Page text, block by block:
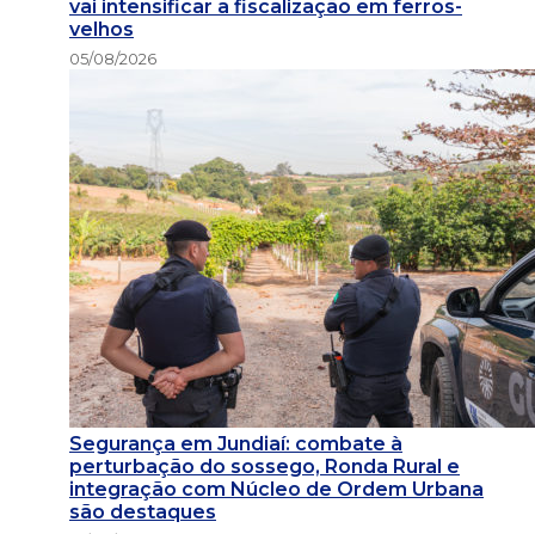
vai intensificar a fiscalização em ferros-
velhos
05/08/2026
Segurança em Jundiaí: combate à
perturbação do sossego, Ronda Rural e
integração com Núcleo de Ordem Urbana
são destaques